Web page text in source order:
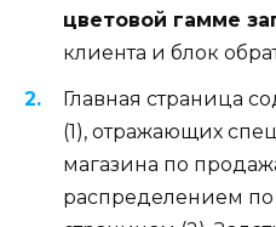
цветовой гамме
клиента и блок
Главная страница
(1), отражающих
магазина по
распределением